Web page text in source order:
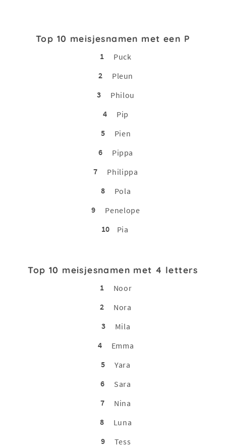
Top 10 meisjesnamen met een P
1
Puck
2
Pleun
3
Philou
4
Pip
5
Pien
6
Pippa
7
Philippa
8
Pola
9
Penelope
10
Pia
Top 10 meisjesnamen met 4 letters
1
Noor
2
Nora
3
Mila
4
Emma
5
Yara
6
Sara
7
Nina
8
Luna
9
Tess